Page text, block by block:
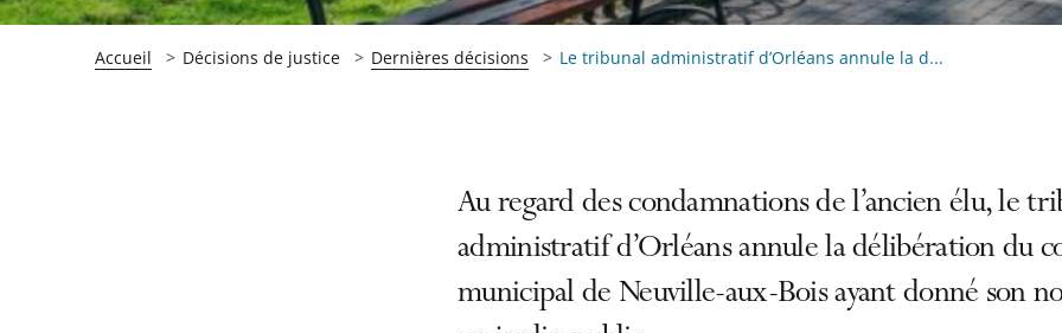
Accueil Décisions de justice Dernières décisions Le tribunal administratif d’Orléans annule la d...
Au regard des condamnations de l’ancien élu, le
administratif d’Orléans annule la délibération du
municipal de Neuville-aux-Bois ayant donné son